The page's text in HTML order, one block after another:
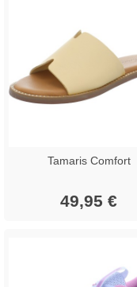
Tamaris Comfort
49,95 €